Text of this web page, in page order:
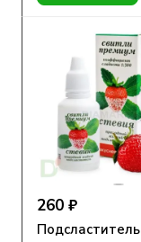
260 ₽
Подсластитель